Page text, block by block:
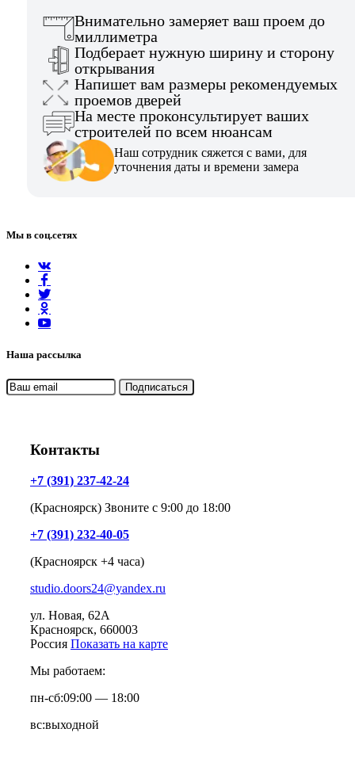
Внимательно замеряет ваш проем до
миллиметра
Подберает нужную ширину и сторону
открывания
Напишет вам размеры рекомендуемых
проемов дверей
На месте проконсультирует ваших
строителей по всем нюансам
Наш сотрудник сяжется с вами, для
уточнения даты и времени замера
Мы в соц.сетях
Наша рассылка
Контакты
+7 (391) 237-42-24
(Красноярск) Звоните с 9:00 до 18:00
+7 (391) 232-40-05
(Красноярск +4 часа)
studio.doors24@yandex.ru
ул. Новая, 62А
Красноярск, 660003
Россия Показать на карте
Мы работаем:
пн-сб:09:00 — 18:00
вс:выходной